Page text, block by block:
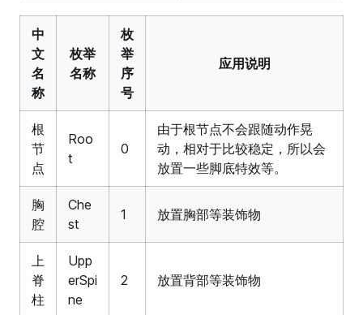
中
文
名
称
枚举
名称
枚
举
序
号
应用说明
根
节
点
Roo
t
0
由于根节点不会跟随动作晃
动，相对于比较稳定，所以会
放置一些脚底特效等。
胸
腔
Che
st
1 放置胸部等装饰物
上
脊
柱
Upp
erSpi
ne
2 放置背部等装饰物